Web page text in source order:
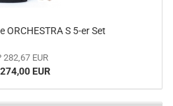
ORCHESTRA S 5-er Set
282,67 EUR
EUR